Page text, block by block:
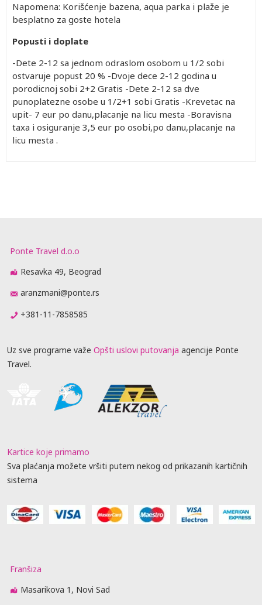
Napomena: Korišćenje bazena, aqua parka i plaže je
besplatno za goste hotela
Popusti i doplate
-Dete 2-12 sa jednom odraslom osobom u 1/2 sobi
ostvaruje popust 20 % -Dvoje dece 2-12 godina u
porodicnoj sobi 2+2 Gratis -Dete 2-12 sa dve
punoplatezne osobe u 1/2+1 sobi Gratis -Krevetac na
upit- 7 eur po danu,placanje na licu mesta -Boravisna
taxa i osiguranje 3,5 eur po osobi,po danu,placanje na
licu mesta .
Ponte Travel d.o.o
Resavka 49, Beograd
aranzmani@ponte.rs
+381-11-7858585
Uz sve programe važe Opšti uslovi putovanja agencije Ponte
Travel.
Kartice koje primamo
Sva plaćanja možete vršiti putem nekog od prikazanih kartičnih
sistema
Franšiza
Masarikova 1, Novi Sad